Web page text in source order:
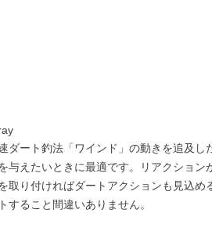
ダート釣法「ワインド」の動きを追及し
与えたいときに最適です。リアクショ
取り付ければダートアクションも見込
すること間違いありません。